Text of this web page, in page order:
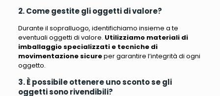
2. Come gestite gli oggetti di valore?
Durante il sopralluogo, identifichiamo insieme a te
eventuali oggetti di valore. Utilizziamo materiali di
imballaggio specializzati e tecniche di
movimentazione sicureper garantire l’integrità di ogni
oggetto.
3. È possibile ottenere uno sconto se gli
oggetti sono rivendibili?